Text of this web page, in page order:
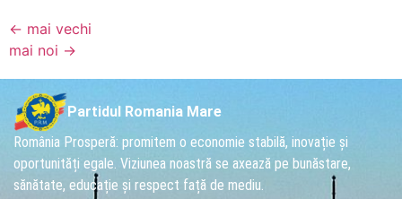
← mai vechi
mai noi →
Partidul Romania Mare
România Prosperă: promitem o economie stabilă, inovație și
oportunități egale. Viziunea noastră se axează pe bunăstare,
sănătate, educație și respect față de mediu.